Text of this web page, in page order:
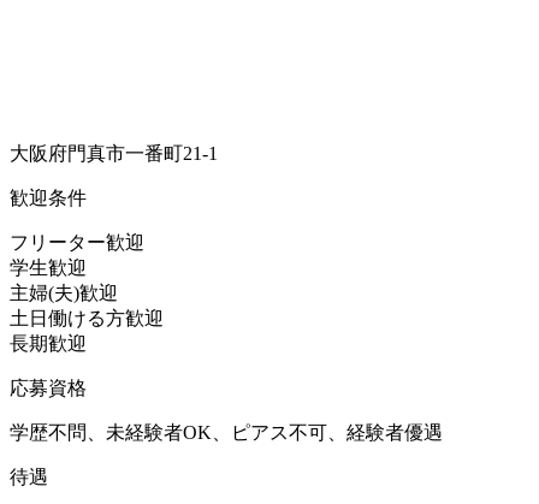
大阪府門真市一番町21-1
歓迎条件
フリーター歓迎
学生歓迎
主婦(夫)歓迎
土日働ける方歓迎
長期歓迎
応募資格
学歴不問、未経験者OK、ピアス不可、経験者優遇
待遇